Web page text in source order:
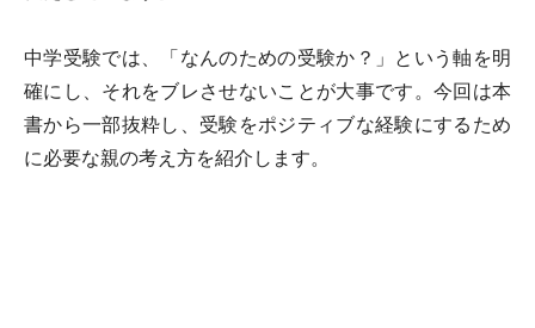
中学受験では、「なんのための受験か？」という軸を明
確にし、それをブレさせないことが大事です。今回は本
書から一部抜粋し、受験をポジティブな経験にするため
に必要な親の考え方を紹介します。